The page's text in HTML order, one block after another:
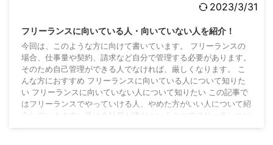
2023/3/31
フリーランスに向いている人・向いていない人を紹介！
今回は、このような方に向けて書いています。 フリーランスの
場合、仕事量や契約、請求など自分で管理する必要があります。
そのため自己管理ができる人でなければ、厳しくなります。 こ
んな方におすすめ フリーランスに向いている人について知りた
い フリーランスに向いていない人について知りたい この記事で
はフリーランスでやっていける人、やめた方がいい人について紹
介していきます。単に会社員が嫌だということでフリーランスに